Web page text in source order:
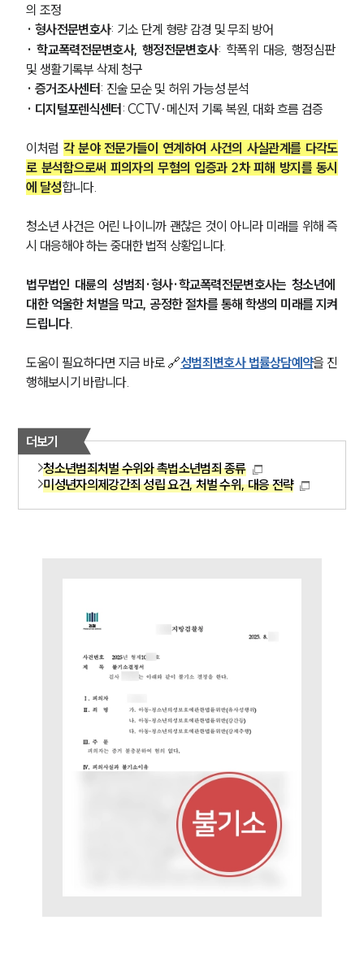
팀소개
팀소개
글로벌 파트너 로펌
고객의 소리
AI대륜
주요 업무사례
사례분석/최신동향
업무분야
성범죄대응부 업무
소식/자료
언론보도
공지사항
법률 블로그
법률서식
뉴스레터/브로슈어
세미나
대륜법률상담예약
대륜법률상담예약
의 조정
· 형사전문변호사: 기소 단계 형량 감경 및 무죄 방어
· 학교폭력전문변호사, 행정전문변호사: 학폭위 대응, 행정심판
및 생활기록부 삭제 청구
· 증거조사센터: 진술 모순 및 허위 가능성 분석
· 디지털포렌식센터: CCTV·메신저 기록 복원, 대화 흐름 검증
이처럼 각 분야 전문가들이 연계하여 사건의 사실관계를 다각도
로 분석함으로써 피의자의 무혐의 입증과 2차 피해 방지를 동시
에 달성합니다.
청소년 사건은 어린 나이니까 괜찮은 것이 아니라 미래를 위해 즉
시 대응해야 하는 중대한 법적 상황입니다.
법무법인 대륜의 성범죄·형사·학교폭력전문변호사는 청소년에
대한 억울한 처벌을 막고, 공정한 절차를 통해 학생의 미래를 지켜
드립니다.
도움이 필요하다면 지금 바로 🔗성범죄변호사 법률상담예약을 진
행해보시기 바랍니다.
더보기
청소년범죄처벌 수위와 촉법소년범죄 종류
미성년자의제강간죄 성립 요건, 처벌 수위, 대응 전략